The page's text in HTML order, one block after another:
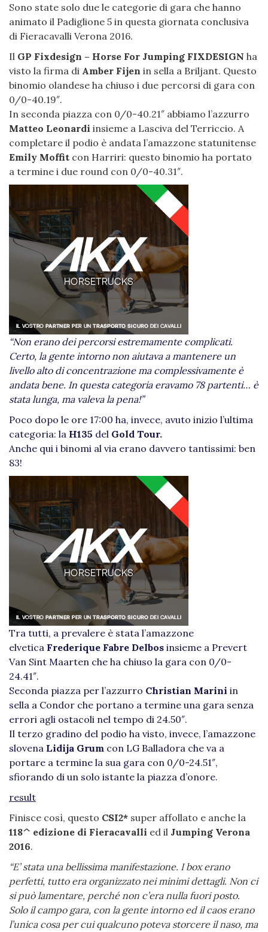
Sono state solo due le categorie di gara che hanno
animato il Padiglione 5 in questa giornata conclusiva
di Fieracavalli Verona 2016.
Il GP Fixdesign – Horse For Jumping FIXDESIGN ha
visto la firma di Amber Fijen in sella a Briljant. Questo
binomio olandese ha chiuso i due percorsi di gara con
0/0-40.19″.
In seconda piazza con 0/0-40.21″ abbiamo l’azzurro
Matteo Leonardi insieme a Lasciva del Terriccio. A
completare il podio è andata l’amazzone statunitense
Emily Moffit con Harriri: questo binomio ha portato
a termine i due round con 0/0-40.31″.
“Non erano dei percorsi estremamente complicati.
Certo, la gente intorno non aiutava a mantenere un
livello alto di concentrazione ma complessivamente è
andata bene. In questa categoria eravamo 78 partenti… è
stata lunga, ma valeva la pena!”
Poco dopo le ore 17:00 ha, invece, avuto inizio l’ultima
categoria: la H135 del Gold Tour.
Anche qui i binomi al via erano davvero tantissimi: ben
83!
Tra tutti, a prevalere è stata l’amazzone
elvetica Frederique Fabre Delbos insieme a Prevert
Van Sint Maarten che ha chiuso la gara con 0/0-
24.41″.
Seconda piazza per l’azzurro Christian Marini in
sella a Condor che portano a termine una gara senza
errori agli ostacoli nel tempo di 24.50″.
Il terzo gradino del podio ha visto, invece, l’amazzone
slovena Lidija Grum con LG Balladora che va a
portare a termine la sua gara con 0/0-24.51″,
sfiorando di un solo istante la piazza d’onore.
result
Finisce così, questo CSI2* super affollato e anche la
118^ edizione di Fieracavalli ed il Jumping Verona
2016.
“E’ stata una bellissima manifestazione. I box erano
perfetti, tutto era organizzato nei minimi dettagli. Non ci
si può lamentare, perché non c’era nulla fuori posto.
Solo il campo gara, con la gente intorno ed il caos erano
l’unica cosa per cui qualcuno poteva storcere il naso, ma